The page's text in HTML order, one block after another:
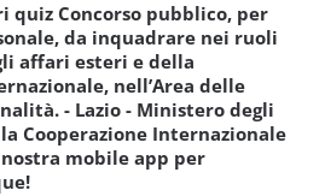
quiz Concorso pubblico, per
da inquadrare nei ruoli
affari esteri e della
nell’Area delle
- Lazio - Ministero degli
Cooperazione Internazionale
mobile app per